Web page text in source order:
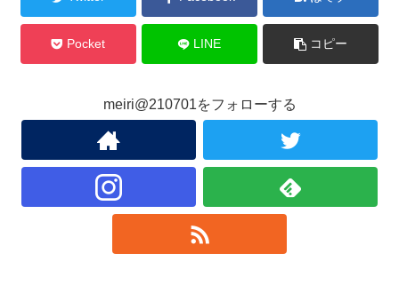
Pocket LINE コピー
meiri@210701をフォローする